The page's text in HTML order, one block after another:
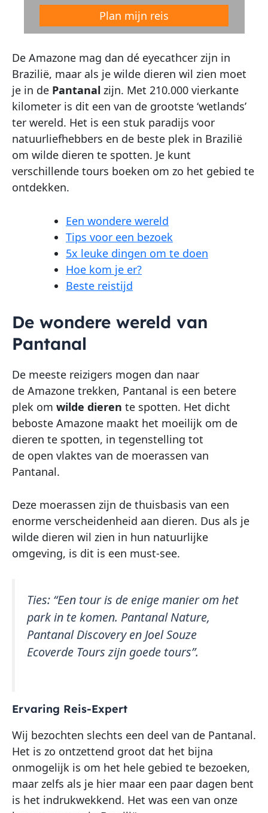
Plan mijn reis
De Amazone mag dan dé eyecathcer zijn in
Brazilië, maar als je wilde dieren wil zien moet
je in de Pantanal zijn. Met 210.000 vierkante
kilometer is dit een van de grootste ‘wetlands’
ter wereld. Het is een stuk paradijs voor
natuurliefhebbers en de beste plek in Brazilië
om wilde dieren te spotten. Je kunt
verschillende tours boeken om zo het gebied te
ontdekken.
Een wondere wereld
Tips voor een bezoek
5x leuke dingen om te doen
Hoe kom je er?
Beste reistijd
De wondere wereld van
Pantanal
De meeste reizigers mogen dan naar
de Amazone trekken, Pantanal is een betere
plek om wilde dieren te spotten. Het dicht
beboste Amazone maakt het moeilijk om de
dieren te spotten, in tegenstelling tot
de open vlaktes van de moerassen van
Pantanal.
Deze moerassen zijn de thuisbasis van een
enorme verscheidenheid aan dieren. Dus als je
wilde dieren wil zien in hun natuurlijke
omgeving, is dit is een must-see.
Ties: “Een tour is de enige manier om het
park in te komen. Pantanal Nature,
Pantanal Discovery en Joel Souze
Ecoverde Tours zijn goede tours”.
Ervaring Reis-Expert
Wij bezochten slechts een deel van de Pantanal.
Het is zo ontzettend groot dat het bijna
onmogelijk is om het hele gebied te bezoeken,
maar zelfs als je hier maar een paar dagen bent
is het indrukwekkend. Het was een van onze